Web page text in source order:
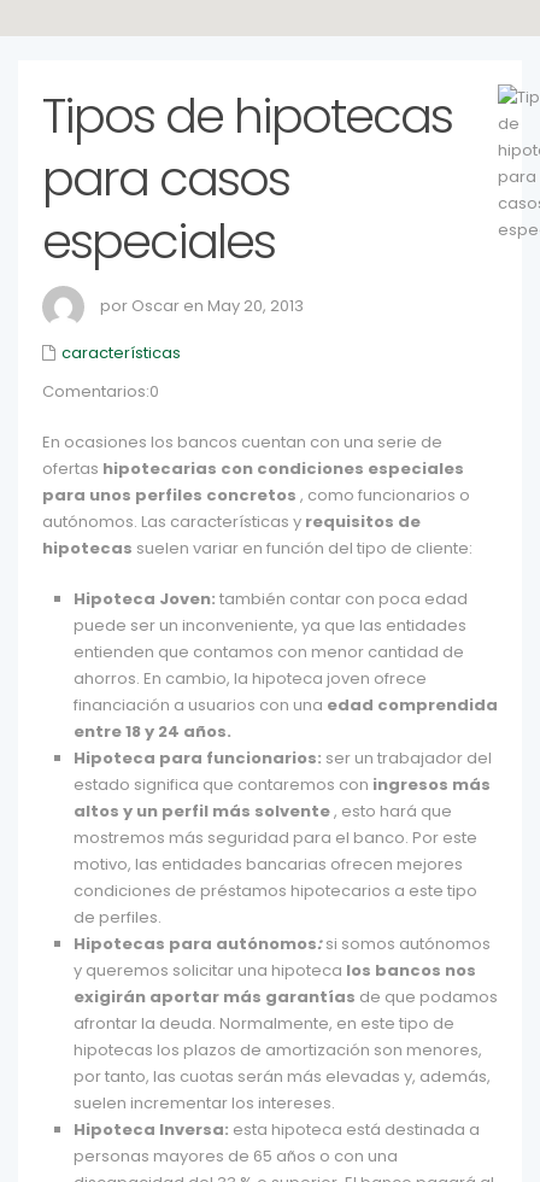
Tipos de hipotecas
para casos
especiales
por Oscar en May 20, 2013
características
Comentarios:0
En ocasiones los bancos cuentan con una serie de
ofertas hipotecarias con condiciones especiales
para unos perfiles concretos , como funcionarios o
autónomos. Las características y requisitos de
hipotecas suelen variar en función del tipo de cliente:
Hipoteca Joven: también contar con poca edad
puede ser un inconveniente, ya que las entidades
entienden que contamos con menor cantidad de
ahorros. En cambio, la hipoteca joven ofrece
financiación a usuarios con una edad comprendida
entre 18 y 24 años.
Hipoteca para funcionarios: ser un trabajador del
estado significa que contaremos con ingresos más
altos y un perfil más solvente, esto hará que
mostremos más seguridad para el banco. Por este
motivo, las entidades bancarias ofrecen mejores
condiciones de préstamos hipotecarios a este tipo
de perfiles.
Hipotecas para autónomos:si somos autónomos
y queremos solicitar una hipoteca los bancos nos
exigirán aportar más garantías de que podamos
afrontar la deuda. Normalmente, en este tipo de
hipotecas los plazos de amortización son menores,
por tanto, las cuotas serán más elevadas y, además,
suelen incrementar los intereses.
Hipoteca Inversa: esta hipoteca está destinada a
personas mayores de 65 años o con una